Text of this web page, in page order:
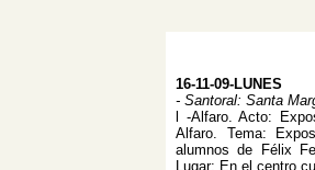
16-11-09-LUNES
- Santoral: Santa
l -Alfaro. Acto:
Alfaro. Tema:
alumnos de Félix
Lugar: En el centro